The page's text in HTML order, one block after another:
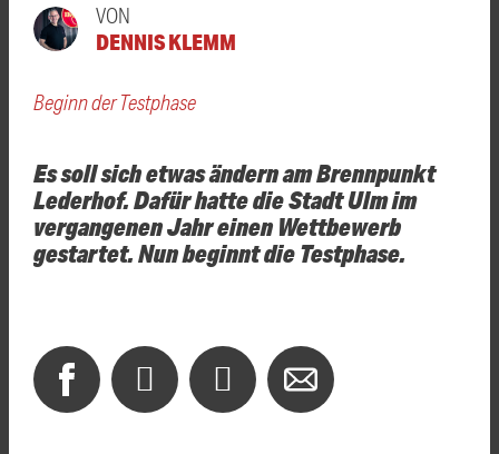
VON
DENNIS KLEMM
Beginn der Testphase
Es soll sich etwas ändern am Brennpunkt
Lederhof. Dafür hatte die Stadt Ulm im
vergangenen Jahr einen Wettbewerb
gestartet. Nun beginnt die Testphase.